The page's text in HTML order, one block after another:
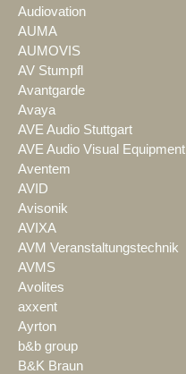
Audiovation
AUMA
AUMOVIS
AV Stumpfl
Avantgarde
Avaya
AVE Audio Stuttgart
AVE Audio Visual Equipment
Aventem
AVID
Avisonik
AVIXA
AVM Veranstaltungstechnik
AVMS
Avolites
axxent
Ayrton
b&b group
B&K Braun